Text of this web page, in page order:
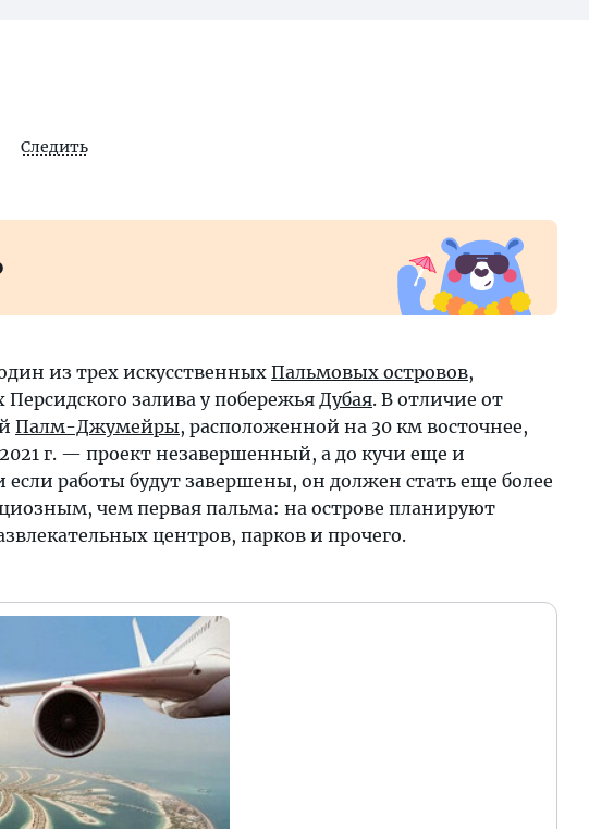
Следить
из трех искусственных Пальмовых островов,
залива у побережьяДубая. В отличие от
Палм-Джумейры, расположенной на 30 км восточнее,
г. — проект незавершенный, а до кучи еще и
работы будут завершены, он должен стать еще более
чем первая пальма: на острове планируют
центров, парков и прочего.